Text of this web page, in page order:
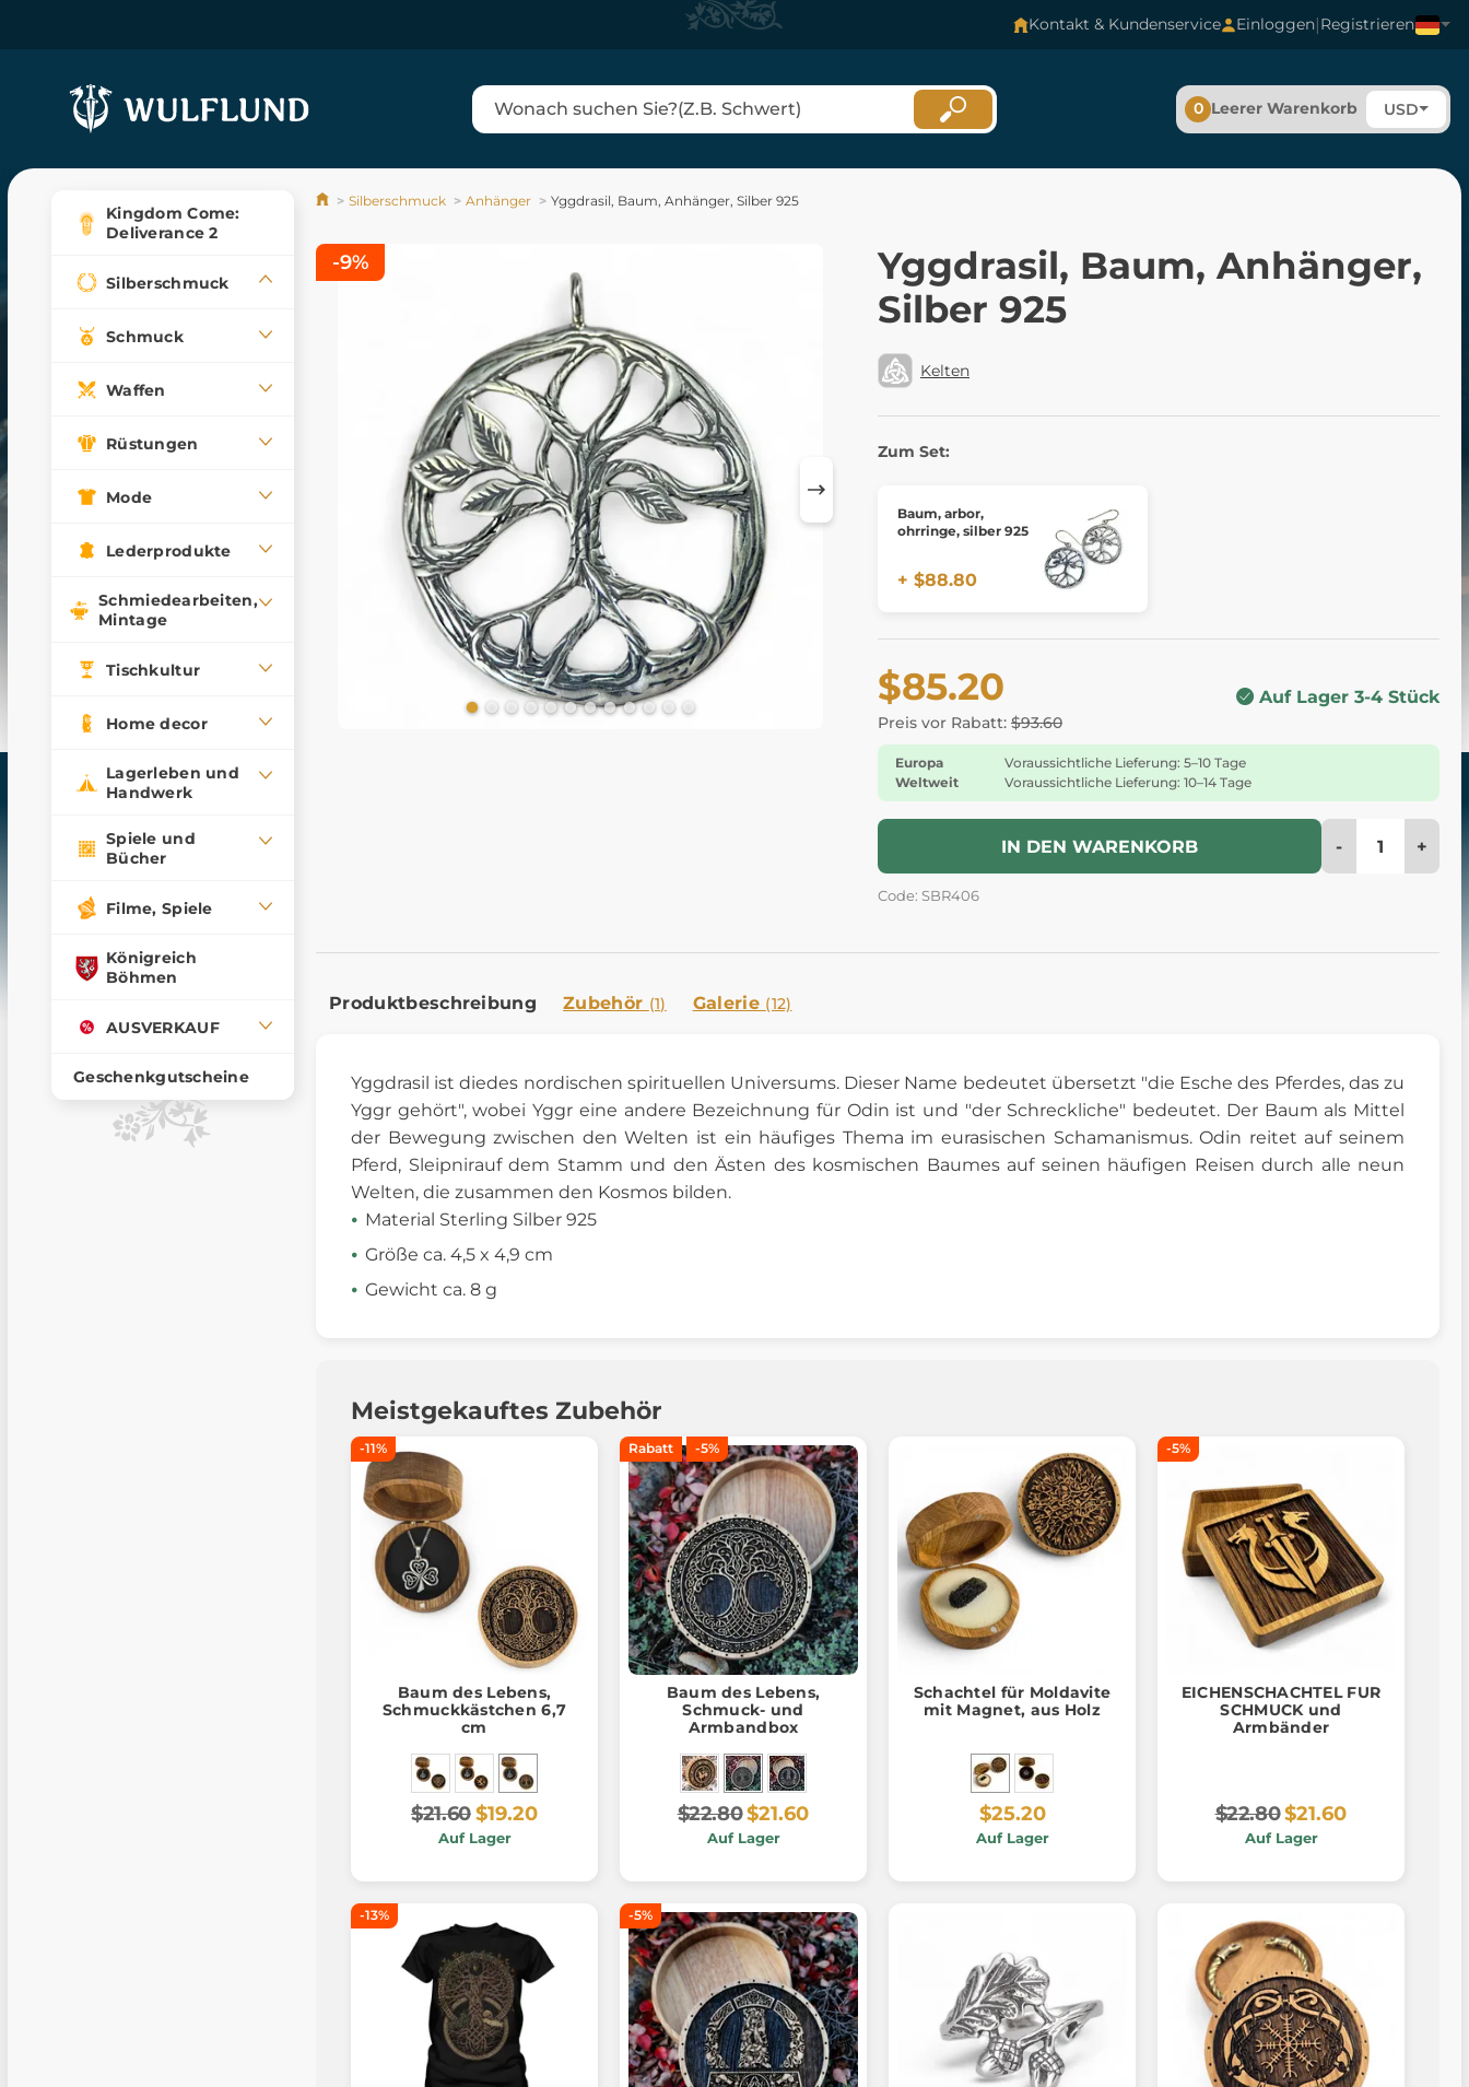
Kontakt & Kundenservice Einloggen|Registrieren
0 Leerer Warenkorb USD
Kingdom Come:
Deliverance 2
Silberschmuck
Schmuck
Waffen
Rüstungen
Mode
Lederprodukte
Schmiedearbeiten,
Mintage
Tischkultur
Home decor
Lagerleben und
Handwerk
Spiele und
Bücher
Filme, Spiele
Königreich
Böhmen
AUSVERKAUF
Geschenkgutscheine
Silberschmuck Anhänger Yggdrasil, Baum, Anhänger, Silber 925
Yggdrasil, Baum, Anhänger,
Silber 925
Kelten
Zum Set:
Baum, arbor,
ohrringe, silber 925
+ $88.80
$85.20
Preis vor Rabatt: $93.60
Auf Lager 3-4 Stück
Europa
Voraussichtliche Lieferung: 5–10 Tage
Weltweit
Voraussichtliche Lieferung: 10–14 Tage
IN DEN WARENKORB - +
Code: SBR406
-9%
Produktbeschreibung Zubehör (1) Galerie (12)
Yggdrasil ist diedes nordischen spirituellen Universums. Dieser Name bedeutet übersetzt "die Esche des Pferdes, das zu
Yggr gehört", wobei Yggr eine andere Bezeichnung für Odin ist und "der Schreckliche" bedeutet. Der Baum als Mittel
der Bewegung zwischen den Welten ist ein häufiges Thema im eurasischen Schamanismus. Odin reitet auf seinem
Pferd, Sleipnirauf dem Stamm und den Ästen des kosmischen Baumes auf seinen häufigen Reisen durch alle neun
Welten, die zusammen den Kosmos bilden.
Material Sterling Silber 925
Größe ca. 4,5 x 4,9 cm
Gewicht ca. 8 g
Meistgekauftes Zubehör
-11%
Baum des Lebens,
Schmuckkästchen 6,7
cm
$21.60$19.20
Auf Lager
Rabatt -5%
Baum des Lebens,
Schmuck- und
Armbandbox
$22.80$21.60
Auf Lager
Schachtel für Moldavite
mit Magnet, aus Holz
$25.20
Auf Lager
-5%
EICHENSCHACHTEL FUR
SCHMUCK und
Armbänder
$22.80$21.60
Auf Lager
-13% -5%